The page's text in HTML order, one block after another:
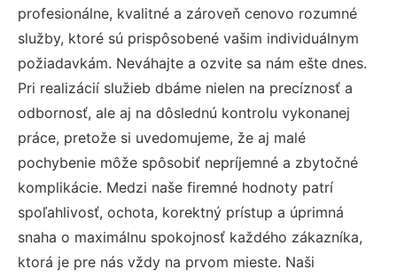
profesionálne, kvalitné a zároveň cenovo rozumné
služby, ktoré sú prispôsobené vašim individuálnym
požiadavkám. Neváhajte a ozvite sa nám ešte dnes.
Pri realizácií služieb dbáme nielen na precíznosť a
odbornosť, ale aj na dôslednú kontrolu vykonanej
práce, pretože si uvedomujeme, že aj malé
pochybenie môže spôsobiť nepríjemné a zbytočné
komplikácie. Medzi naše firemné hodnoty patrí
spoľahlivosť, ochota, korektný prístup a úprimná
snaha o maximálnu spokojnosť každého zákazníka,
ktorá je pre nás vždy na prvom mieste. Naši